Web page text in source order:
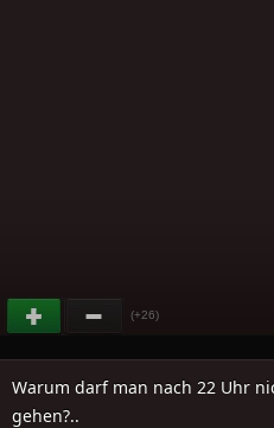
(+26)
Warum darf man nach 22 Uhr
gehen?..